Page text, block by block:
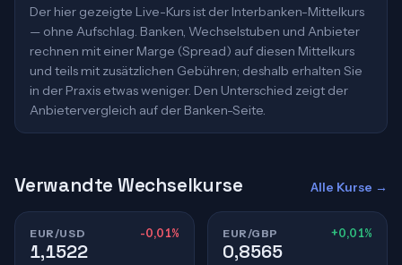
Der hier gezeigte Live-Kurs ist der Interbanken-Mittelkurs
— ohne Aufschlag. Banken, Wechselstuben und Anbieter
rechnen mit einer Marge (Spread) auf diesen Mittelkurs
und teils mit zusätzlichen Gebühren; deshalb erhalten Sie
in der Praxis etwas weniger. Den Unterschied zeigt der
Anbietervergleich auf der Banken-Seite.
Verwandte Wechselkurse Alle Kurse →
EUR/USD -0,01%
1,1522
EUR/GBP +0,01%
0,8565